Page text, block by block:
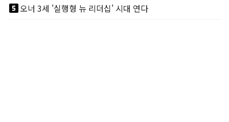
looks_5오너 3세 '실행형 뉴 리더십' 시대 연다